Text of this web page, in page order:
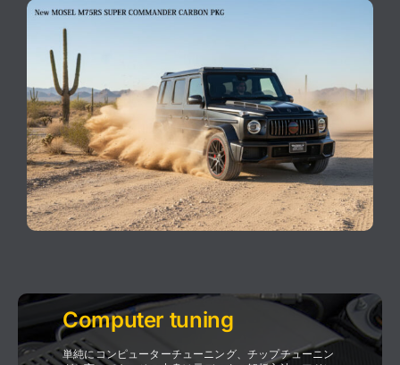
Computer tuning
単純にコンピューターチューニング、チップチューニン